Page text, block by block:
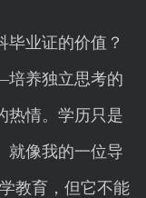
毕业证的价值？
养独立思考的
热情。学历只是
就像我的一位导
教育，但它不能